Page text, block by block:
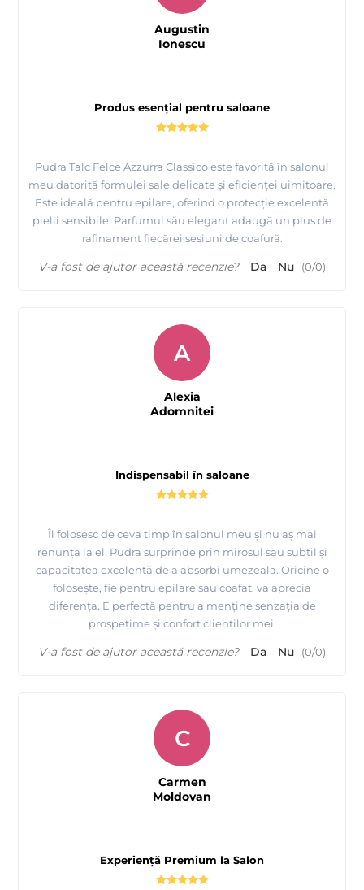
Produs esențial pentru saloane
Pudra Talc Felce Azzurra Classico este favorită în salonul
meu datorită formulei sale delicate și eficienței uimitoare.
Este ideală pentru epilare, oferind o protecție excelentă
pielii sensibile. Parfumul său elegant adaugă un plus de
rafinament fiecărei sesiuni de coafură.
Augustin
Ionescu
V-a fost de ajutor această recenzie? Da Nu (0/0)
Indispensabil în saloane
Îl folosesc de ceva timp în salonul meu și nu aș mai
renunța la el. Pudra surprinde prin mirosul său subtil și
capacitatea excelentă de a absorbi umezeala. Oricine o
folosește, fie pentru epilare sau coafat, va aprecia
diferența. E perfectă pentru a menține senzația de
prospețime și confort clienților mei.
A
Alexia
Adomnitei
V-a fost de ajutor această recenzie? Da Nu (0/0)
Experiență Premium la Salon
C
Carmen
Moldovan